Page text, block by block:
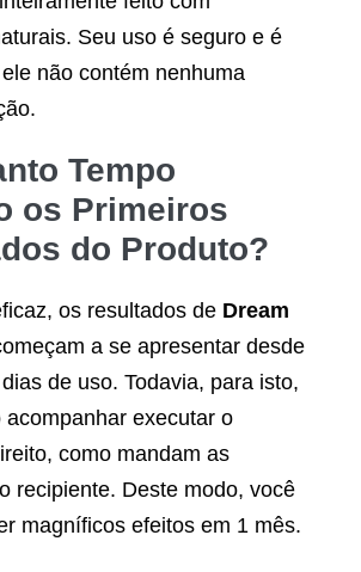
Seu uso é seguro e é
não contém nenhuma
Tempo
os Primeiros
do Produto?
os resultados de Dream
a se apresentar desde
de uso. Todavia, para isto,
acompanhar executar o
como mandam as
recipiente. Deste modo, você
magníficos efeitos em 1 mês.